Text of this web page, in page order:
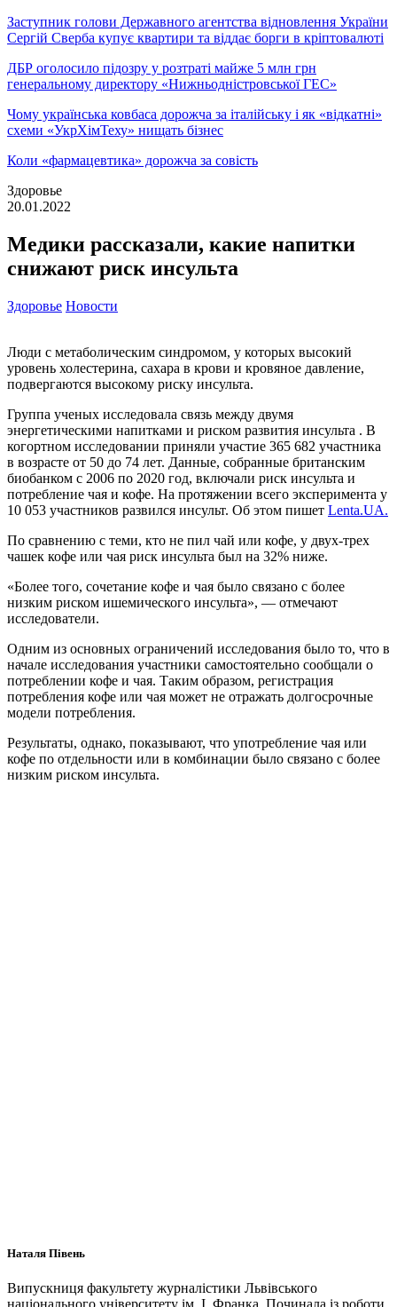
Заступник голови Державного агентства відновлення України
Сергій Сверба купує квартири та віддає борги в кріптовалюті
ДБР оголосило підозру у розтраті майже 5 млн грн
генеральному директору «Нижньодністровської ГЕС»
Чому українська ковбаса дорожча за італійську і як «відкатні»
схеми «УкрХімТеху» нищать бізнес
Коли «фармацевтика» дорожча за совість
Здоровье
20.01.2022
Медики рассказали, какие напитки
снижают риск инсульта
Здоровье Новости
Люди с метаболическим синдромом, у которых высокий
уровень холестерина, сахара в крови и кровяное давление,
подвергаются высокому риску инсульта.
Группа ученых исследовала связь между двумя
энергетическими напитками и риском развития инсульта . В
когортном исследовании приняли участие 365 682 участника
в возрасте от 50 до 74 лет. Данные, собранные британским
биобанком с 2006 по 2020 год, включали риск инсульта и
потребление чая и кофе. На протяжении всего эксперимента у
10 053 участников развился инсульт. Об этом пишет Lenta.UA.
По сравнению с теми, кто не пил чай или кофе, у двух-трех
чашек кофе или чая риск инсульта был на 32% ниже.
«Более того, сочетание кофе и чая было связано с более
низким риском ишемического инсульта», — отмечают
исследователи.
Одним из основных ограничений исследования было то, что в
начале исследования участники самостоятельно сообщали о
потреблении кофе и чая. Таким образом, регистрация
потребления кофе или чая может не отражать долгосрочные
модели потребления.
Результаты, однако, показывают, что употребление чая или
кофе по отдельности или в комбинации было связано с более
низким риском инсульта.
Наталя Півень
Випускниця факультету журналістики Львівського